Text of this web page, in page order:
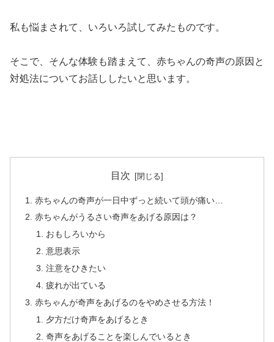
私も悩まされて、いろいろ試してみたものです。
そこで、そんな体験も踏まえて、赤ちゃんの奇声の原因と
対処法についてお話ししたいと思います。
目次
赤ちゃんの奇声が一日中ずっと続いて頭が痛い…
赤ちゃんがうるさい奇声をあげる原因は？
おもしろいから
意思表示
注意をひきたい
疲れが出ている
赤ちゃんが奇声をあげるのをやめさせる方法！
夕方だけ奇声をあげるとき
奇声をあげることを楽しんでいるとき